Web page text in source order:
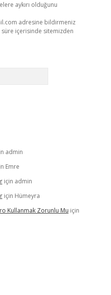
aykırı olduğunu
adresine bildirmeniz
içerisinde sitemizden
admin
Emre
için admin
için Hümeyra
Kullanmak Zorunlu Mu için